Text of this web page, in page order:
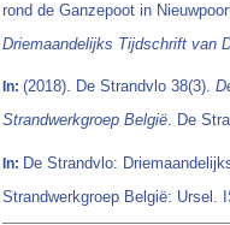
rond de Ganzepoot in
Driemaandelijks Tijdschrift van
In: (2018). De Strandvlo 38(3).
Strandwerkgroep België. De
In: De Strandvlo:
Strandwerkgroep België: Ursel.